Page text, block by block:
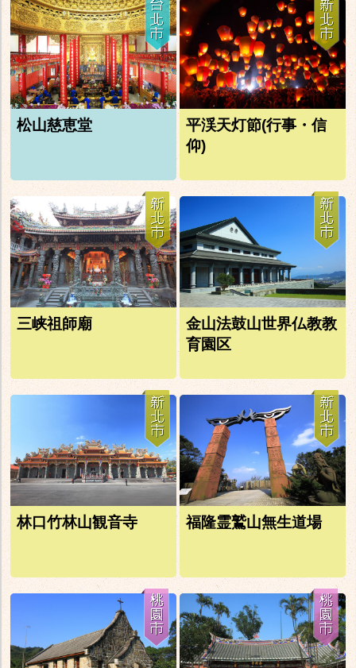
松山慈恵堂
平渓天灯節(行事・信
仰)
三峡祖師廟
金山法鼓山世界仏教教
育園区
林口竹林山観音寺 福隆霊鷲山無生道場